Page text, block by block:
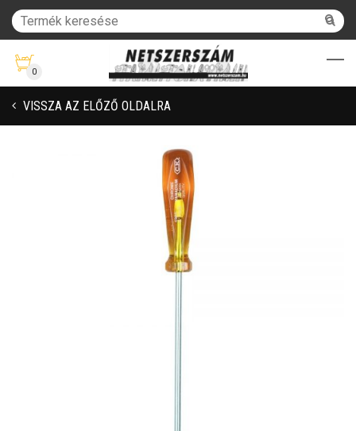
0
VISSZA AZ ELŐZŐ OLDALRA